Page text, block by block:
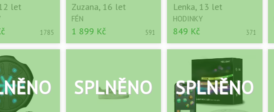
let
1785
Zuzana, 16 let
FÉN
1 899 Kč 591
Lenka, 13 let
HODINKY
849 Kč 371